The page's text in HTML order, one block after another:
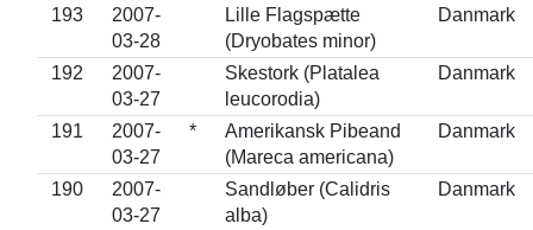
193
2007-
03-28
Lille Flagspætte
(Dryobates minor)
Danmark
192
2007-
03-27
Skestork (Platalea
leucorodia)
Danmark
191
2007-
03-27
*
Amerikansk Pibeand
(Mareca americana)
Danmark
190
2007-
03-27
Sandløber (Calidris
alba)
Danmark